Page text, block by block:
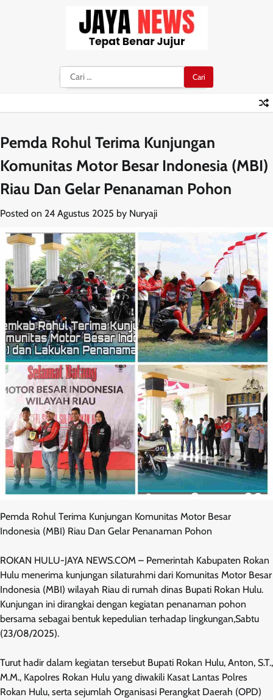
Cari
untuk:
Pemda Rohul Terima Kunjungan
Komunitas Motor Besar Indonesia (MBI)
Riau Dan Gelar Penanaman Pohon
Posted on 24 Agustus 2025 by Nuryaji
Pemda Rohul Terima Kunjungan Komunitas Motor Besar
Indonesia (MBI) Riau Dan Gelar Penanaman Pohon
ROKAN HULU-JAYA NEWS.COM – Pemerintah Kabupaten Rokan
Hulu menerima kunjungan silaturahmi dari Komunitas Motor Besar
Indonesia (MBI) wilayah Riau di rumah dinas Bupati Rokan Hulu.
Kunjungan ini dirangkai dengan kegiatan penanaman pohon
bersama sebagai bentuk kepedulian terhadap lingkungan,Sabtu
(23/08/2025).
Turut hadir dalam kegiatan tersebut Bupati Rokan Hulu, Anton, S.T.,
M.M., Kapolres Rokan Hulu yang diwakili Kasat Lantas Polres
Rokan Hulu, serta sejumlah Organisasi Perangkat Daerah (OPD)